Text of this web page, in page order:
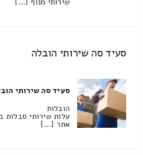
סעיד סה שירותי הובלה
סעיד סה שירותי
הובלות
עלות שירותי סבלות
אתר […]